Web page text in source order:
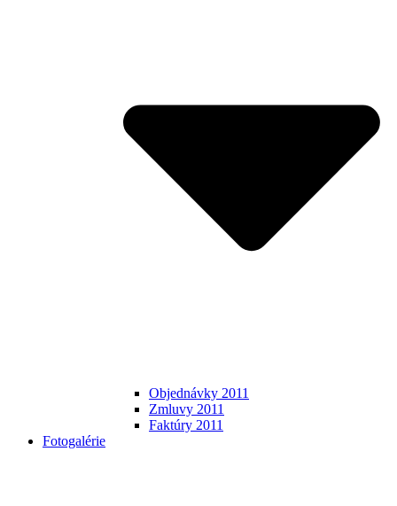
Objednávky 2011
Zmluvy 2011
Faktúry 2011
Fotogalérie